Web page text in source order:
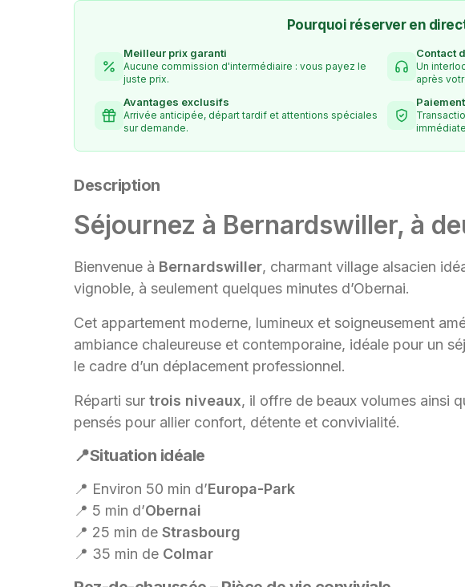
Pourquoi réserver en
Meilleur prix garanti
Aucune commission d'intermédiaire : vous payez le
juste prix.
Contact
Un
après
Avantages exclusifs
Arrivée anticipée, départ tardif et attentions spéciales
sur demande.
Description
Séjournez à Bernardswiller, à
Bienvenue à Bernardswiller, charmant village alsacien
vignoble, à seulement quelques minutes d’Obernai.
Cet appartement moderne, lumineux et soigneusement
ambiance chaleureuse et contemporaine, idéale pour un
le cadre d’un déplacement professionnel.
Réparti sur trois niveaux, il offre de beaux volumes ainsi
pensés pour allier confort, détente et convivialité.
📍Situation idéale
📍 Environ 50 min d’Europa-Park
📍 5 min d’Obernai
📍 25 min de Strasbourg
📍 35 min de Colmar